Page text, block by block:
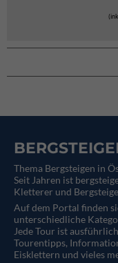
Thema Bergsteigen in
Seit Jahren ist
Kletterer und
Auf dem Portal finden
unterschiedliche
Jede Tour ist
Tourentipps,
Eisklettern und vieles